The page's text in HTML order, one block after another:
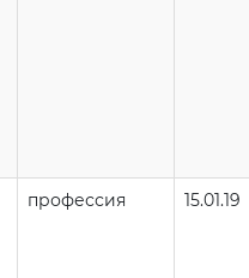
профессия 15.01.19